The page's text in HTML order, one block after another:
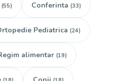
(55) Conferinta (33)
Pediatrica (24)
alimentar (19)